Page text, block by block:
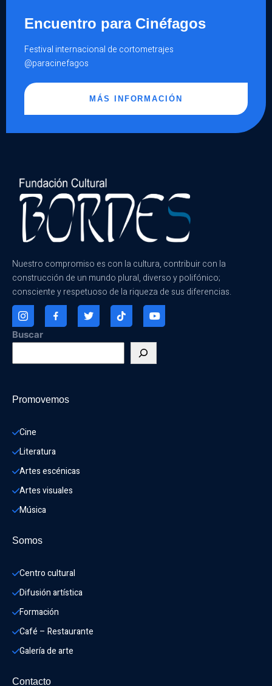
Encuentro para Cinéfagos
Festival internacional de cortometrajes
@paracinefagos
MÁS INFORMACIÓN
Nuestro compromiso es con la cultura, contribuir con la
construcción de un mundo plural, diverso y polifónico;
consciente y respetuoso de la riqueza de sus diferencias.
Buscar
Promovemos
Cine
Literatura
Artes escénicas
Artes visuales
Música
Somos
Centro cultural
Difusión artística
Formación
Café – Restaurante
Galería de arte
Contacto